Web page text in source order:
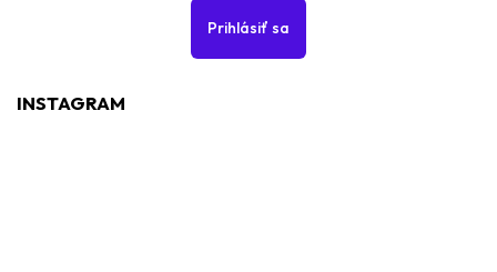
Prihlásiť sa
INSTAGRAM